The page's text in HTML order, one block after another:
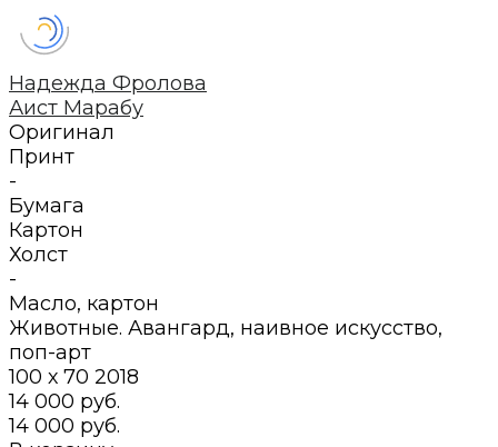
Надежда Фролова
Аист Марабу
Оригинал
Принт
-
Бумага
Картон
Холст
-
Масло, картон
Животные. Авангард, наивное искусство,
поп-арт
100 х 70 2018
14 000 руб.
14 000 руб.